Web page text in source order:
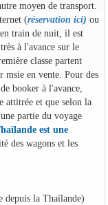
moyen de transport.
(réservation ici) ou
train de nuit, il est
à l'avance sur le
classe partent
msie en vente. Pour des
booker à l'avance,
attitrée et que selon la
partie du voyage
est une
des wagons et les
depuis la Thaïlande)